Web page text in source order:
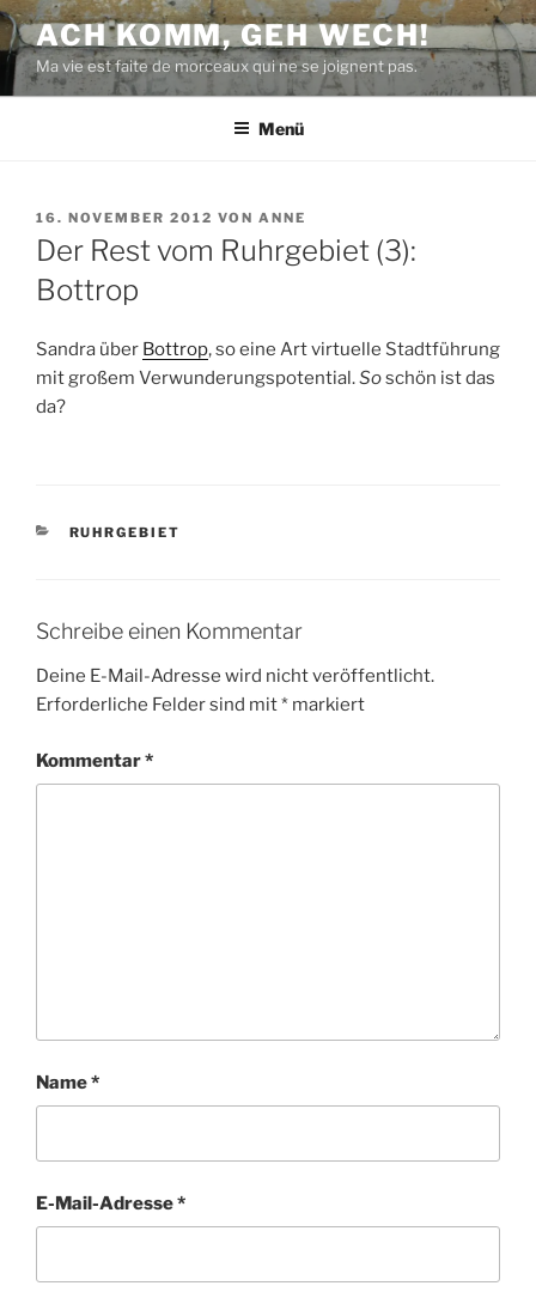
Zum
Inhalt
springen
ACH KOMM, GEH WECH!
Ma vie est faite de morceaux qui ne se joignent pas.
Menü
VERÖFFENTLICHT
AM
16. NOVEMBER 2012 VON ANNE
Der Rest vom Ruhrgebiet (3):
Bottrop
Sandra über Bottrop, so eine Art virtuelle Stadtführung
mit großem Verwunderungspotential.Soschön ist das
da?
KATEGORIEN
RUHRGEBIET
Schreibe einen Kommentar
Deine E-Mail-Adresse wird nicht veröffentlicht.
Erforderliche Felder sind mit* markiert
Kommentar*
Name*
E-Mail-Adresse*